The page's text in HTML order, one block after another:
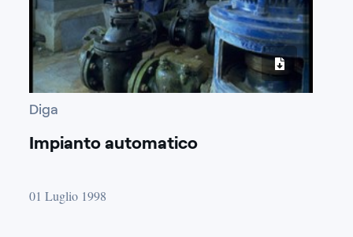
Diga
Impianto automatico
01 Luglio 1998